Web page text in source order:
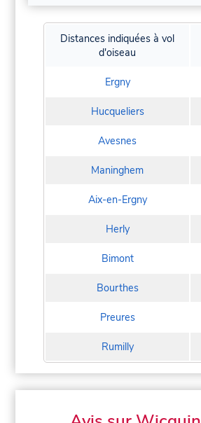
Distances indiquées à vol
d'oiseau
Ergny
Hucqueliers
Avesnes
Maninghem
Aix-en-Ergny
Herly
Bimont
Bourthes
Preures
Rumilly